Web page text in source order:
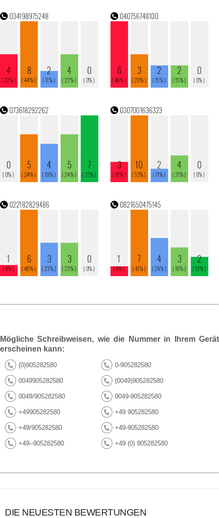
Mögliche Schreibweisen, wie die Nummer in Ihrem Gerät
erscheinen kann:
(0)905282580 0-905282580
0049905282580 (0049)905282580
0049/905282580 0049-905282580
+49905282580 +49 905282580
+49/905282580 +49-905282580
+49--905282580 +49 (0) 905282580
DIE NEUESTEN BEWERTUNGEN